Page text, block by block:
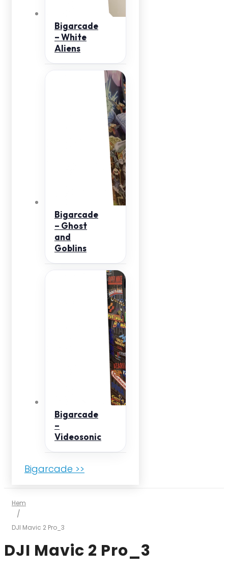
Bigarcade
– White
Aliens
Bigarcade
– Ghost
and
Goblins
Bigarcade
–
Videosonic
Bigarcade >>
Hem
/
DJI Mavic 2 Pro_3
DJI Mavic 2 Pro_3